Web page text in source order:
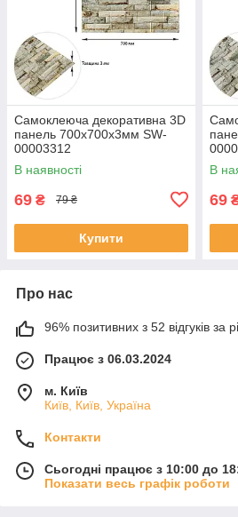
Самоклеюча декоративна 3D
панель 700х700х3мм SW-
00003312
В наявності
69 ₴ 79 ₴
Купити
В
69
Про нас
96% позитивних з 52 відгуків за
Працює з 06.03.2024
м. Київ
Київ, Київ, Україна
Контакти
Сьогодні працює з 10:00 до
Показати весь графік роботи